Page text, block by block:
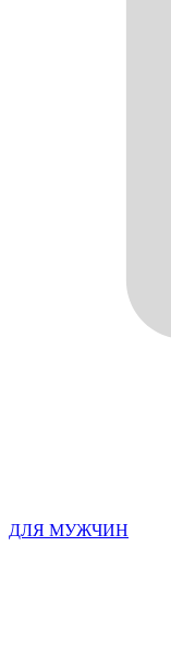
ДЛЯ МУЖЧИН